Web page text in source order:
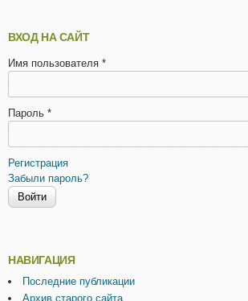
ВХОД НА САЙТ
Имя пользователя *
Пароль *
Регистрация
Забыли пароль?
НАВИГАЦИЯ
Последние публикации
Архив старого сайта